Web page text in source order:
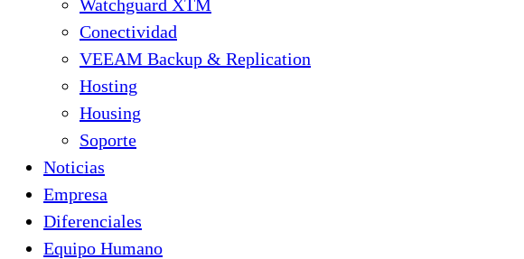
Watchguard XTM
Conectividad
VEEAM Backup & Replication
Hosting
Housing
Soporte
Noticias
Empresa
Diferenciales
Equipo Humano